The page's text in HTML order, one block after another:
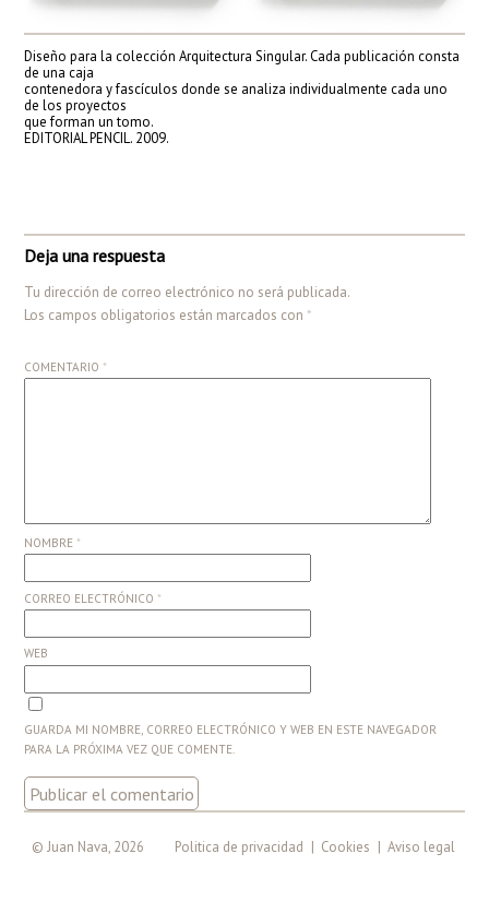
Diseño para la colección Arquitectura Singular. Cada publicación consta
de una caja
contenedora y fascículos donde se analiza individualmente cada uno
de los proyectos
que forman un tomo.
EDITORIAL PENCIL. 2009.
Deja una respuesta
Tu dirección de correo electrónico no será publicada.
Los campos obligatorios están marcados con*
COMENTARIO*
NOMBRE*
CORREO ELECTRÓNICO*
WEB
GUARDA MI NOMBRE, CORREO ELECTRÓNICO Y WEB EN ESTE NAVEGADOR
PARA LA PRÓXIMA VEZ QUE COMENTE.
© Juan Nava, 2026 Politica de privacidad | Cookies | Aviso legal